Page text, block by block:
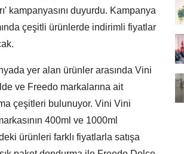
kampanyasını duyurdu. Kampanya
çeşitli ürünlerde indirimli fiyatlar
yer alan ürünler arasında Vini
ve Freedo markalarına ait
çeşitleri bulunuyor. Vini Vini
400ml ve 1000ml
ürünleri farklı fiyatlarla satışa